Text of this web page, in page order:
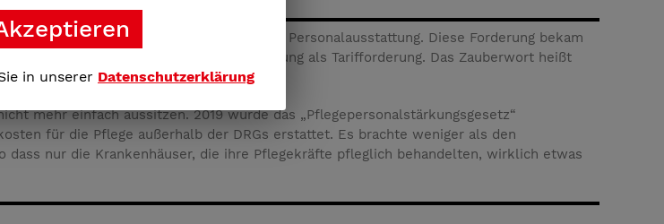
Sie verlangten eine angemessene Personalausstattung. Diese Forderung bekam
verfielen. Sie formulierten die Forderung als Tarifforderung. Das Zauberwort heißt
geschah auch.
mehr einfach aussitzen. 2019 wurde das „Pflegepersonalstärkungsgesetz“
für die Pflege außerhalb der DRGs erstattet. Es brachte weniger als den
nur die Krankenhäuser, die ihre Pflegekräfte pfleglich behandelten, wirklich etwas
in unserer Datenschutzerklärung